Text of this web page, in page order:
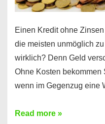
Einen Kredit ohne
die meisten unmöglich
wirklich? Denn Geld
Ohne Kosten bekommen
wenn im Gegenzug eine
Einen
Read more »